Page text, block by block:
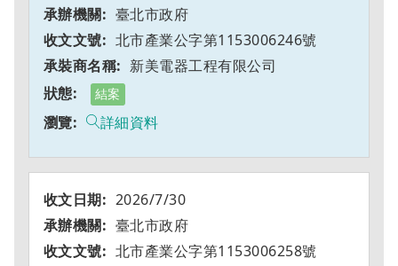
臺北市政府
北市產業公字第1153006246號
新美電器工程有限公司
結案
詳細資料
2026/7/30
臺北市政府
北市產業公字第1153006258號